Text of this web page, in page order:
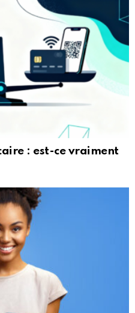
: est-ce vraiment